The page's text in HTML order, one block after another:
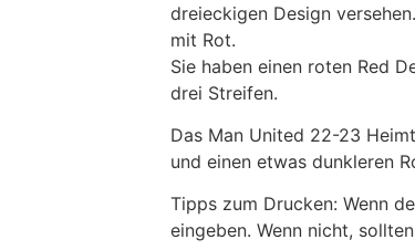
dreieckigen Design
mit Rot.
Sie haben einen roten Red
drei Streifen.
Das Man United 22-23
und einen etwas dunkleren
Tipps zum Drucken: Wenn
eingeben. Wenn nicht,